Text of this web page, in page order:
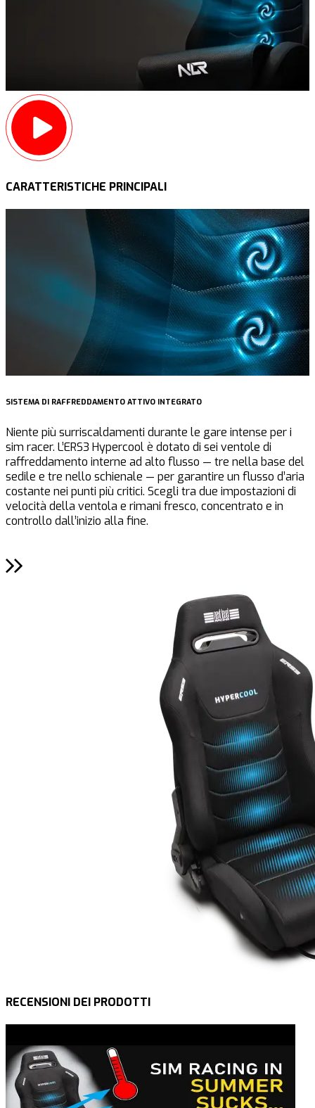
CARATTERISTICHE PRINCIPALI
SISTEMA DI RAFFREDDAMENTO ATTIVO INTEGRATO
Niente più surriscaldamenti durante le gare intense per i
sim racer. L’ERS3 Hypercool è dotato di sei ventole di
raffreddamento interne ad alto flusso — tre nella base del
sedile e tre nello schienale — per garantire un flusso d’aria
costante nei punti più critici. Scegli tra due impostazioni di
velocità della ventola e rimani fresco, concentrato e in
controllo dall’inizio alla fine.
RECENSIONI DEI PRODOTTI